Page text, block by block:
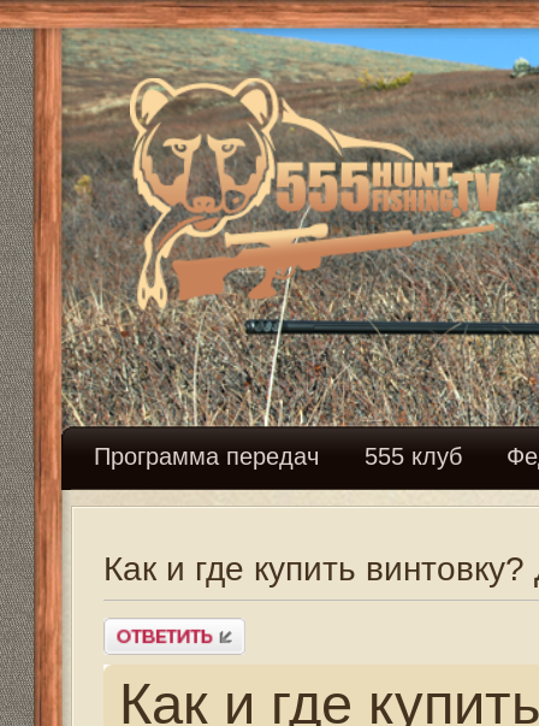
Программа передач 555 клуб Федерация
Как и где купить винтовку?
Ответить
Как и где купить
Дальнобойное-
Mikhalich